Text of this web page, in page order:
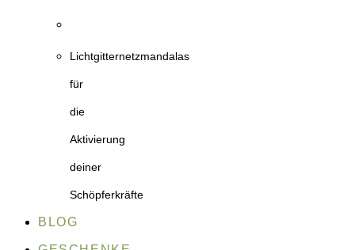
Lichtgitternetzmandalas
für
die
Aktivierung
deiner
Schöpferkräfte
BLOG